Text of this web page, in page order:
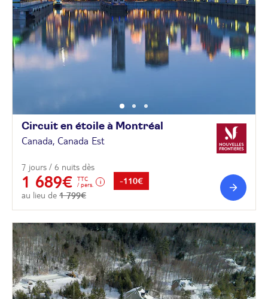
Circuit en étoile à Montréal
Canada, Canada Est
7 jours / 6 nuits dès
1 689€
TTC
/ pers.
au lieu de 1 799€
-110€